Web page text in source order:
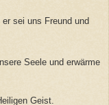
sei uns Freund und
Seele und erwärme
Geist.